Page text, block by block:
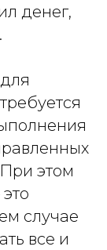
денег,
этом
случае
все и